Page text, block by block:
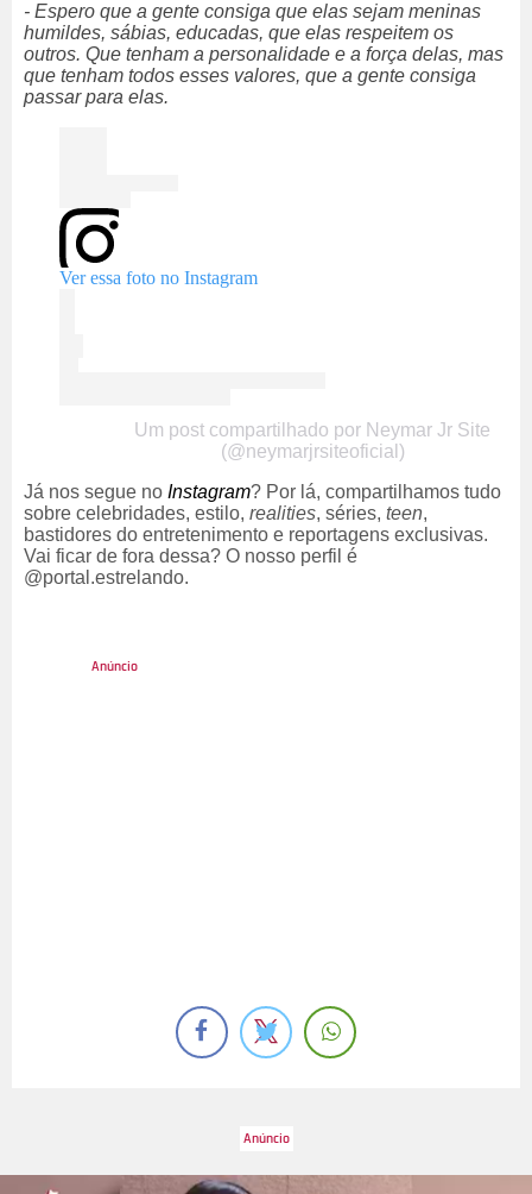
- Espero que a gente consiga que elas sejam meninas
humildes, sábias, educadas, que elas respeitem os
outros. Que tenham a personalidade e a força delas, mas
que tenham todos esses valores, que a gente consiga
passar para elas.
Ver essa foto no Instagram
Um post compartilhado por Neymar Jr Site
(@neymarjrsiteoficial)
Já nos segue no Instagram? Por lá, compartilhamos tudo
sobre celebridades, estilo, realities, séries, teen,
bastidores do entretenimento e reportagens exclusivas.
Vai ficar de fora dessa? O nosso perfil é
@portal.estrelando.